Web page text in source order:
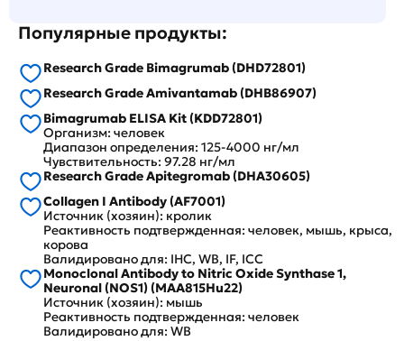
Популярные продукты:
Research Grade Bimagrumab (DHD72801)
Research Grade Amivantamab (DHB86907)
Bimagrumab ELISA Kit (KDD72801)
Организм: человек
Диапазон определения: 125-4000 нг/мл
Чувствительность: 97.28 нг/мл
Research Grade Apitegromab (DHA30605)
Collagen I Antibody (AF7001)
Источник (хозяин): кролик
Реактивность подтвержденная: человек, мышь, крыса,
корова
Валидировано для: IHC, WB, IF, ICC
Monoclonal Antibody to Nitric Oxide Synthase 1,
Neuronal (NOS1) (MAA815Hu22)
Источник (хозяин): мышь
Реактивность подтвержденная: человек
Валидировано для: WB